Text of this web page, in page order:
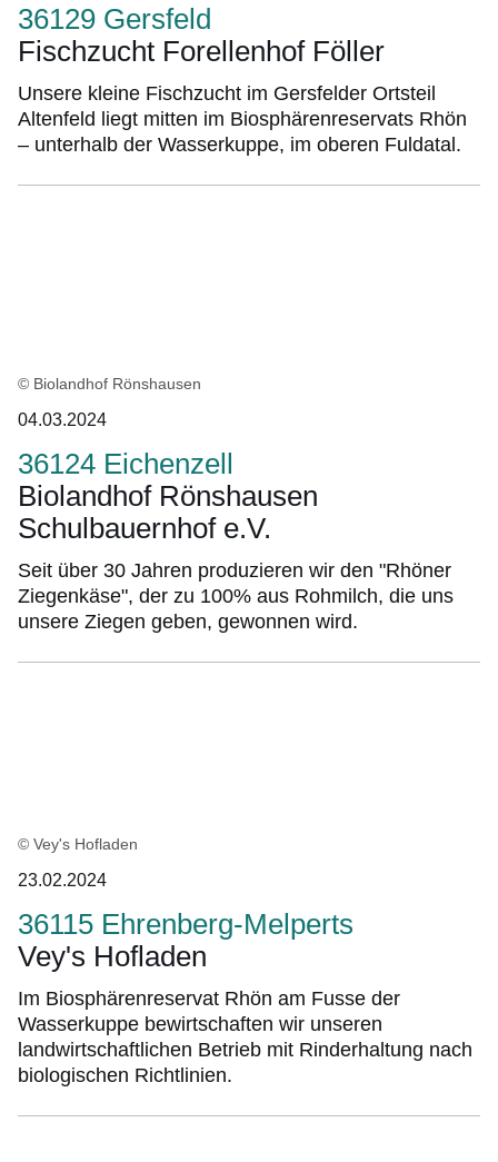
36129 Gersfeld
Fischzucht Forellenhof Föller
Unsere kleine Fischzucht im Gersfelder Ortsteil
Altenfeld liegt mitten im Biosphärenreservats Rhön
– unterhalb der Wasserkuppe, im oberen Fuldatal.
© Biolandhof Rönshausen
04.03.2024
36124 Eichenzell
Biolandhof Rönshausen
Schulbauernhof e.V.
Seit über 30 Jahren produzieren wir den "Rhöner
Ziegenkäse", der zu 100% aus Rohmilch, die uns
unsere Ziegen geben, gewonnen wird.
© Vey's Hofladen
23.02.2024
36115 Ehrenberg-Melperts
Vey's Hofladen
Im Biosphärenreservat Rhön am Fusse der
Wasserkuppe bewirtschaften wir unseren
landwirtschaftlichen Betrieb mit Rinderhaltung nach
biologischen Richtlinien.